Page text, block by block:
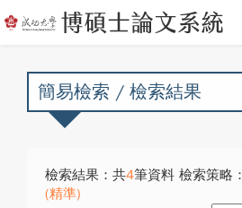
簡易檢索 / 檢索結果
檢索結果：共4筆資料 檢索策略：
(精準)